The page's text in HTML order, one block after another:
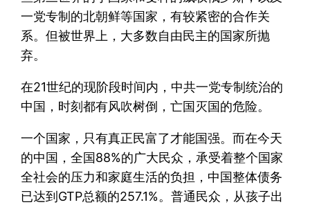
一党专制的北朝鲜等国家，有较紧密的合作关
系。但被世界上，大多数自由民主的国家所抛
弃。
在21世纪的现阶段时间内，中共一党专制统治的
中国，时刻都有风吹树倒，亡国灭国的危险。
一个国家，只有真正民富了才能国强。而在今天
的中国，全国88%的广大民众，承受着整个国家
全社会的压力和家庭生活的负担，中国整体债务
已达到GTP总额的257.1%。普通民众，从孩子出